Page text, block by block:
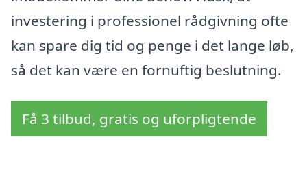
investering i professionel rådgivning ofte
kan spare dig tid og penge i det lange løb,
så det kan være en fornuftig beslutning.
Få 3 tilbud, gratis og uforpligtende